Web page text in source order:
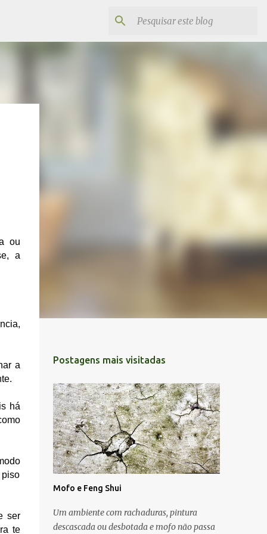
ou
a
a
há
ser
te
Postagens mais visitadas
Mofo e Feng Shui
Um ambiente com rachaduras, pintura
descascada ou desbotada e mofo não passa